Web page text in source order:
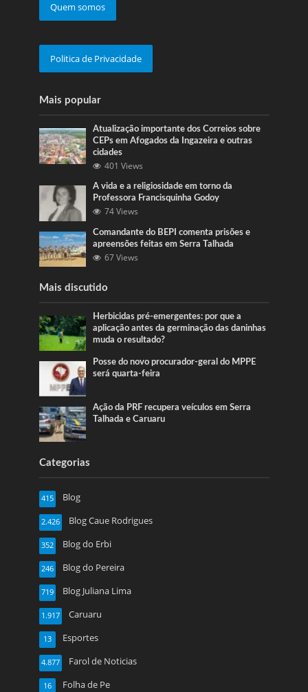
Quem somos
Politica de Privacidade
Mais popular
Atualização importante dos Correios sobre
CEPs em Afogados da Ingazeira e outras
cidades
401 Views
A vida e a religiosidade em torno da
Professora Francisquinha Godoy
74 Views
Comandante do BEPI comenta prisões e
apreensões feitas em Serra Talhada
67 Views
Mais discutido
Herbicidas pré-emergentes: por que a
aplicação antes da germinação das daninhas
muda o resultado?
Posse do novo procurador-geral do MPPE
será quarta-feira
Ação da PRF recupera veículos em Serra
Talhada e Caruaru
Categorias
Blog
415
Blog Caue Rodrigues
2.426
Blog do Erbi
352
Blog do Pereira
246
Blog Juliana Lima
719
Caruaru
1.917
Esportes
13
Farol de Noticias
4.877
Folha de Pe
16